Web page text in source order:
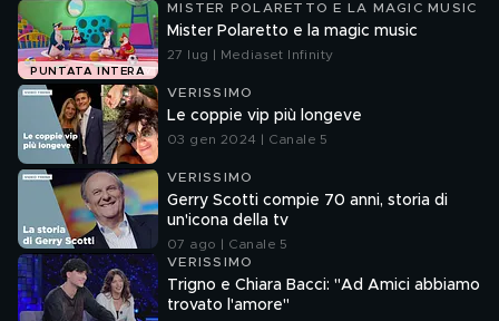
PUNTATA INTERA
MISTER POLARETTO E LA MAGIC MUSIC
Mister Polaretto e la magic music
27 lug | Mediaset Infinity
VERISSIMO
Le coppie vip più longeve
03 gen 2024 | Canale 5
VERISSIMO
Gerry Scotti compie 70 anni, storia di
un'icona della tv
07 ago | Canale 5
VERISSIMO
Trigno e Chiara Bacci: "Ad Amici abbiamo
trovato l'amore"